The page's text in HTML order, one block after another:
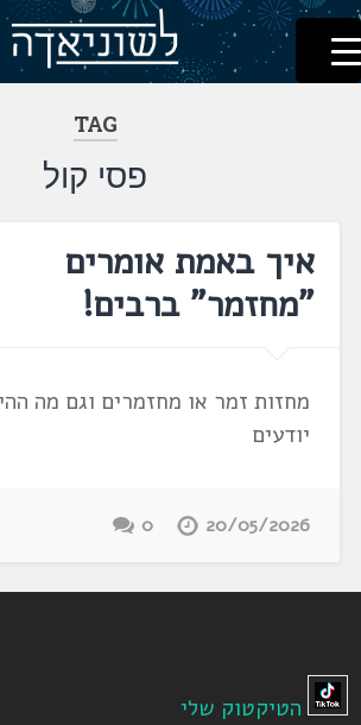
דלג
לתוכן
לשוניאדה
עברית. לשון. שפה
TAG
פסי קול
איך באמת אומרים
"מחזמר" ברבים!
מחזות זמר או מחזמרים וגם מה
יודעים
20/05/2026
0
הטיקטוק שלי